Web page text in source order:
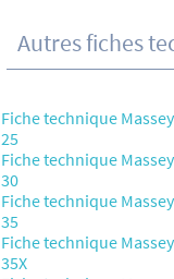
Autres fiches
Fiche technique
25
Fiche technique
30
Fiche technique
35
Fiche technique
35X